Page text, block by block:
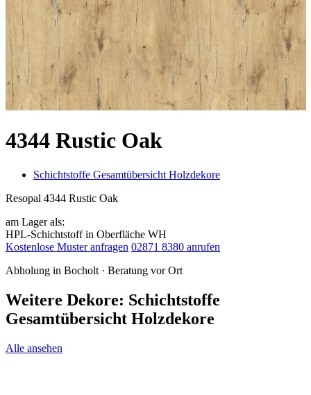
4344 Rustic Oak
Schichtstoffe Gesamtübersicht Holzdekore
Resopal 4344 Rustic Oak
am Lager als:
HPL-Schichtstoff in Oberfläche WH
Kostenlose Muster anfragen 02871 8380 anrufen
Abholung in Bocholt · Beratung vor Ort
Weitere Dekore: Schichtstoffe
Gesamtübersicht Holzdekore
Alle ansehen